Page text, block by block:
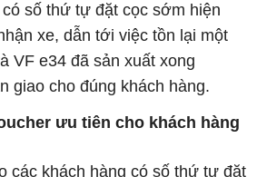
số thứ tự đặt cọc sớm hiện
xe, dẫn tới việc tồn lại một
VF e34 đã sản xuất xong
giao cho đúng khách hàng.
ưu tiên cho khách hàng
các khách hàng có số thứ tự đặt